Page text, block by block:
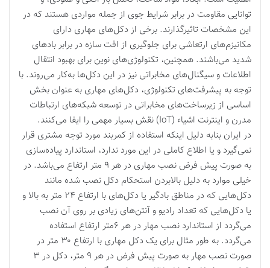
توانایی مقاومت در برابر شرایط جوی از جمله مواردی هستند که در
این مشخصات تاثیرگذارند. برخی از دکل‌های مهاری دارای
مکانیزم‌های ارتعاشی برای جلوگیری از افت سازه در برابر بادهای
شدید می‌باشند. همچنین، تکنولوژی‌های نوین برای بهبود انتقال
اطلاعات و سیگنال‌های مخابراتی نیز در این دکل‌ها به‌کار می‌روند. با
توجه به پیشرفت‌های تکنولوژی، دکل‌های مهاری به عنوان بخش
اساسی از زیرساخت‌های مخابراتی در توسعه شبکه‌های ارتباطات
مدرن و اینترنت اشیاء (IoT) نقش بسیار مهمی را ایفا می‌کنند.
در ایران بنابه دلیل اینکه استفاده از کمربند مورد توجه مشتری قرار
نمی‌گیرد و یا اطلاع کاملی در این مورد ندارد، استاندارد‌ پیاده‌سازی
به صورت پیش فرض نصب مهاری در هر ۹ متر ارتفاع می‌باشد. در
خیلی موارد به دلیل بالابردن استحکام دکل نصب شده مانند
دکل‌هایی که در مناطق بادگیر یا دکل‌های با ارتفاع ۲۴ متر به بالا و
یا دکل‌هایی که تعداد رادیو و آنتن‌های زیادی بر روی آن نصب
می‌گردد از استاندارد نصب مهار در هر ۶متر ارتفاع استفاده
می‌گردد. به طور مثال برای یک دکل مهاری با ارتفاع ۳۰ متر در
صورت نصب مهار به صورت پیش فرض در هر ۹ متر، دکل در ۳